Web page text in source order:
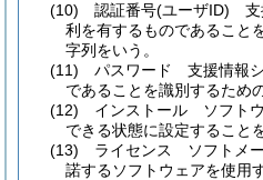
(10)
認証番号(ユーザID) 支
利を有するものであること
字列をいう。
(11)
パスワード 支援情報
であることを識別するため
(12)
インストール ソフト
できる状態に設定すること
(13)
ライセンス ソフトメ
諾するソフトウェアを使用